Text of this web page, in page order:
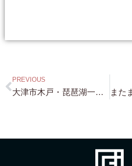
PREVIOUS
大津市木戸・琵琶湖一望 約400坪 市街化区域！国道沿い 東南角地 志賀駅徒歩４分 5,200万円！